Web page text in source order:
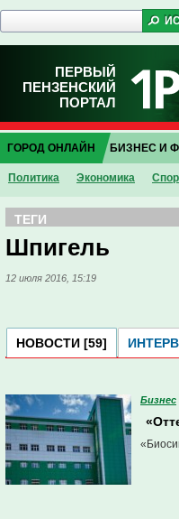
ПЕРВЫЙ
ПЕНЗЕНСКИЙ
ПОРТАЛ
ГОРОД ОНЛАЙН
Политика Экономика
БИЗНЕС И
ТЕГИ
Шпигель
12 июля 2016, 15:19
НОВОСТИ [59]
Бизнес